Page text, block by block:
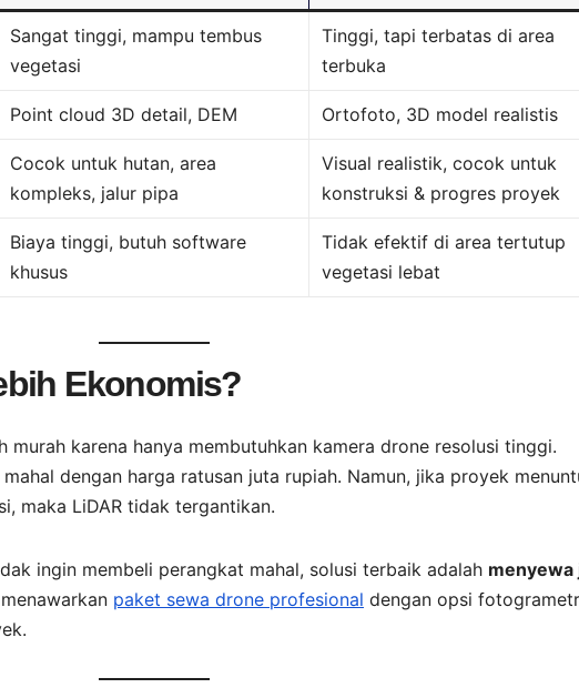
Sangat tinggi, mampu tembus
vegetasi
Tinggi, tapi terbatas di area
terbuka
Point cloud 3D detail, DEM Ortofoto, 3D model realistis
Cocok untuk hutan, area
kompleks, jalur pipa
Visual realistik, cocok untuk
konstruksi & progres proyek
Biaya tinggi, butuh software
khusus
Tidak efektif di area tertutup
vegetasi lebat
Ekonomis?
karena hanya membutuhkan kamera drone resolusi tinggi.
dengan harga ratusan juta rupiah. Namun, jika proyek
maka LiDAR tidak tergantikan.
ingin membeli perangkat mahal, solusi terbaik adalah menyewa
menawarkan paket sewa drone profesional dengan opsi